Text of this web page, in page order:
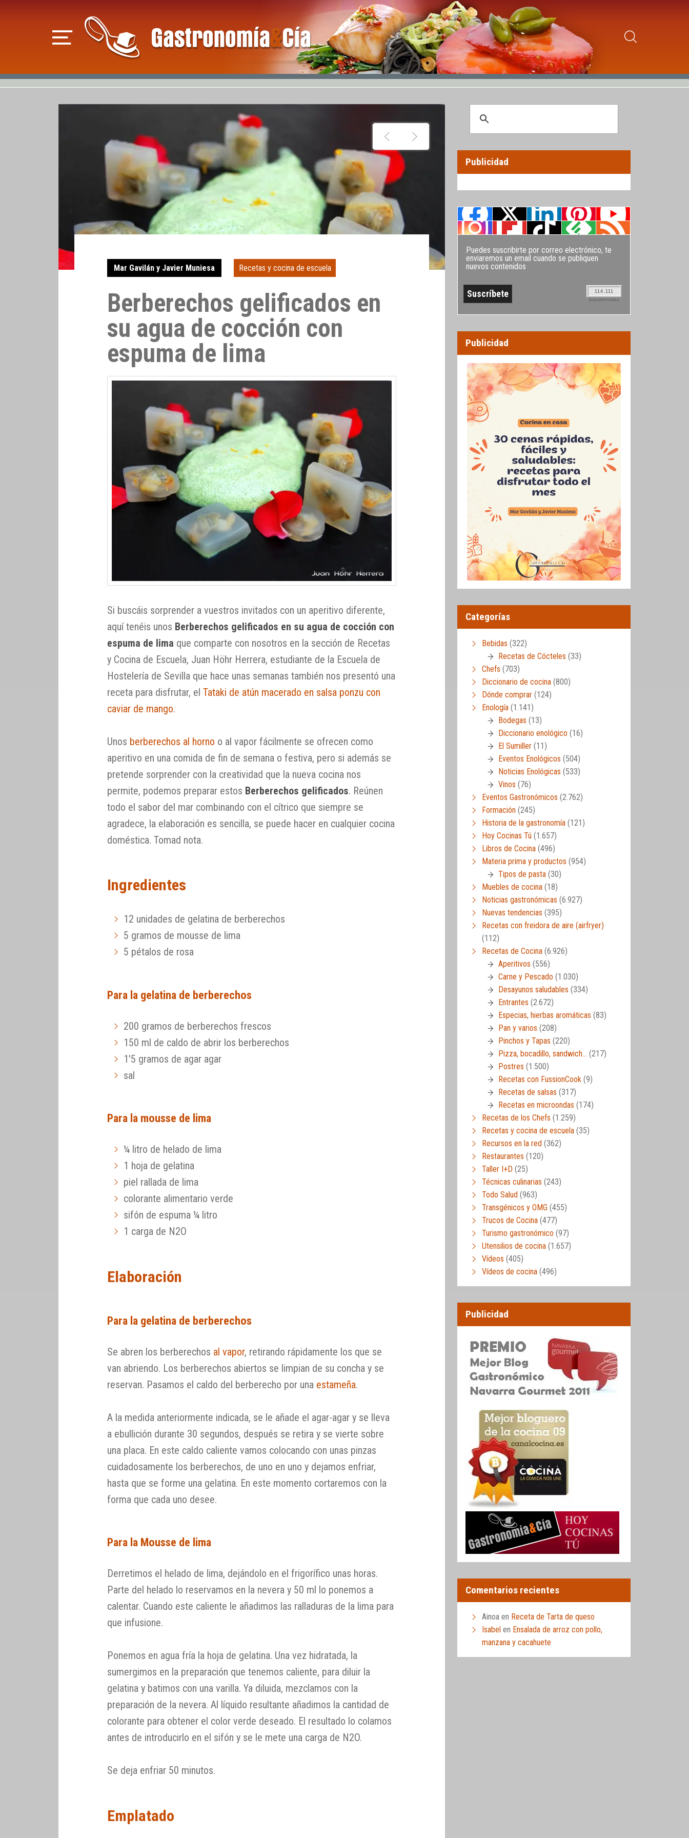
Mar Gavilán y Javier Muniesa Recetas y cocina de escuela
Berberechos gelificados en
su agua de cocción con
espuma de lima
Si buscáis sorprender a vuestros invitados con un aperitivo diferente,
aquí tenéis unos Berberechos gelificados en su agua de cocción con
espuma de lima que comparte con nosotros en la sección de Recetas
y Cocina de Escuela, Juan Höhr Herrera, estudiante de la Escuela de
Hostelería de Sevilla que hace unas semanas también nos presentó una
receta para disfrutar, elTataki de atún macerado en salsa ponzu con
caviar de mango.
Unos berberechos al horno o al vapor fácilmente se ofrecen como
aperitivo en una comida de fin de semana o festiva, pero si además se
pretende sorprender con la creatividad que la nueva cocina nos
permite, podemos preparar estos Berberechos gelificados. Reúnen
todo el sabor del mar combinando con el cítrico que siempre se
agradece, la elaboración es sencilla, se puede hacer en cualquier cocina
doméstica. Tomad nota.
Ingredientes
12 unidades de gelatina de berberechos
5 gramos de mousse de lima
5 pétalos de rosa
Para la gelatina de berberechos
200 gramos de berberechos frescos
150 ml de caldo de abrir los berberechos
1'5 gramos de agar agar
sal
Para la mousse de lima
¼ litro de helado de lima
1 hoja de gelatina
piel rallada de lima
colorante alimentario verde
sifón de espuma ¼ litro
1 carga de N2O
Elaboración
Para la gelatina de berberechos
Se abren los berberechos al vapor, retirando rápidamente los que se
van abriendo. Los berberechos abiertos se limpian de su concha y se
reservan. Pasamos el caldo del berberecho por una estameña.
A la medida anteriormente indicada, se le añade el agar-agar y se lleva
a ebullición durante 30 segundos, después se retira y se vierte sobre
una placa. En este caldo caliente vamos colocando con unas pinzas
cuidadosamente los berberechos, de uno en uno y dejamos enfriar,
hasta que se forme una gelatina. En este momento cortaremos con la
forma que cada uno desee.
Para la Mousse de lima
Derretimos el helado de lima, dejándolo en el frigorífico unas horas.
Parte del helado lo reservamos en la nevera y 50 ml lo ponemos a
calentar. Cuando este caliente le añadimos las ralladuras de la lima para
que infusione.
Ponemos en agua fría la hoja de gelatina. Una vez hidratada, la
sumergimos en la preparación que tenemos caliente, para diluir la
gelatina y batimos con una varilla. Ya diluida, mezclamos con la
preparación de la nevera. Al líquido resultante añadimos la cantidad de
colorante para obtener el color verde deseado. El resultado lo colamos
antes de introducirlo en el sifón y se le mete una carga de N2O.
Se deja enfriar 50 minutos.
Emplatado
Publicidad
Puedes suscribirte por correo electrónico, te
enviaremos un email cuando se publiquen
nuevos contenidos
114.111
SUSCRIPTORES
Publicidad
Categorías
Bebidas (322)
Recetas de Cócteles (33)
Chefs (703)
Diccionario de cocina (800)
Dónde comprar (124)
Enología (1.141)
Bodegas (13)
Diccionario enológico (16)
El Sumiller (11)
Eventos Enológicos (504)
Noticias Enológicas (533)
Vinos (76)
Eventos Gastronómicos (2.762)
Formación (245)
Historia de la gastronomía (121)
Hoy Cocinas Tú (1.657)
Libros de Cocina (496)
Materia prima y productos (954)
Tipos de pasta (30)
Muebles de cocina (18)
Noticias gastronómicas (6.927)
Nuevas tendencias (395)
Recetas con freidora de aire (airfryer)
(112)
Recetas de Cocina (6.926)
Aperitivos (556)
Carne y Pescado (1.030)
Desayunos saludables (334)
Entrantes (2.672)
Especias, hierbas aromáticas (83)
Pan y varios (208)
Pinchos y Tapas (220)
Pizza, bocadillo, sandwich… (217)
Postres (1.500)
Recetas con FussionCook (9)
Recetas de salsas (317)
Recetas en microondas (174)
Recetas de los Chefs (1.259)
Recetas y cocina de escuela (35)
Recursos en la red (362)
Restaurantes (120)
Taller I+D (25)
Técnicas culinarias (243)
Todo Salud (963)
Transgénicos y OMG (455)
Trucos de Cocina (477)
Turismo gastronómico (97)
Utensilios de cocina (1.657)
Vídeos (405)
Vídeos de cocina (496)
Publicidad
Comentarios recientes
Ainoa en Receta de Tarta de queso
Isabel en Ensalada de arroz con pollo,
manzana y cacahuete